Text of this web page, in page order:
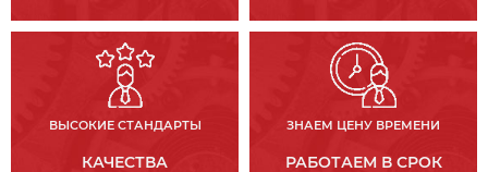
ВЫСОКИЕ СТАНДАРТЫ
КАЧЕСТВА
ЗНАЕМ ЦЕНУ ВРЕМЕНИ
РАБОТАЕМ В СРОК